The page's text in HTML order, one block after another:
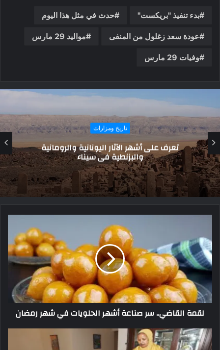
بدء تنفيذ "بريكست" حدث في مثل هذا اليوم
عودة سعد زغلول من المنفى مواليد 29 مارس
وفيات 29 مارس
تاريخ ومزارات
ذكرى انتصار ابن طباطبا على والي الكوفة.. هل
له آثار باقية بمصر؟
لقمة القاضي.. سر صناعة أشهر الحلويات في شهر رمضان